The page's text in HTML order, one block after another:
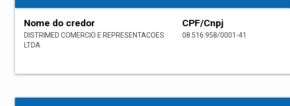
Nome do credor
DISTRIMED COMERCIO E REPRESENTACOES
LTDA
CPF/Cnpj
08.516.958/0001-41